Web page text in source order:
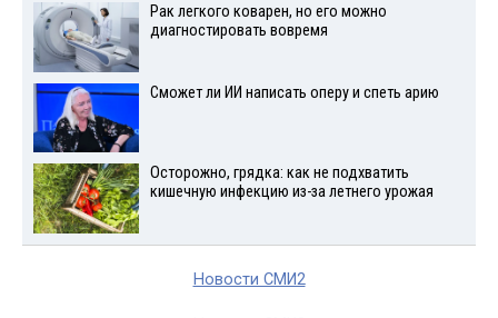
Рак легкого коварен, но его можно
диагностировать вовремя
Сможет ли ИИ написать оперу и спеть арию
Осторожно, грядка: как не подхватить
кишечную инфекцию из-за летнего урожая
Новости СМИ2